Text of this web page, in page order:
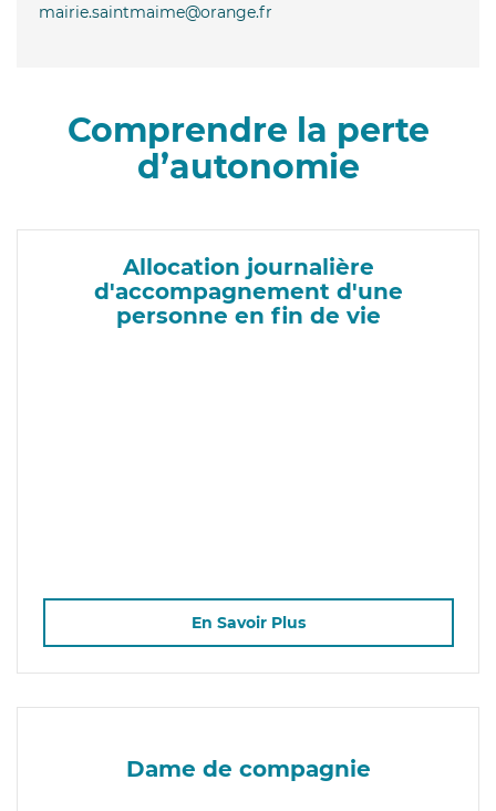
mairie.saintmaime@orange.fr
Comprendre la perte
d’autonomie
Allocation journalière
d'accompagnement d'une
personne en fin de vie
En Savoir Plus
Dame de compagnie